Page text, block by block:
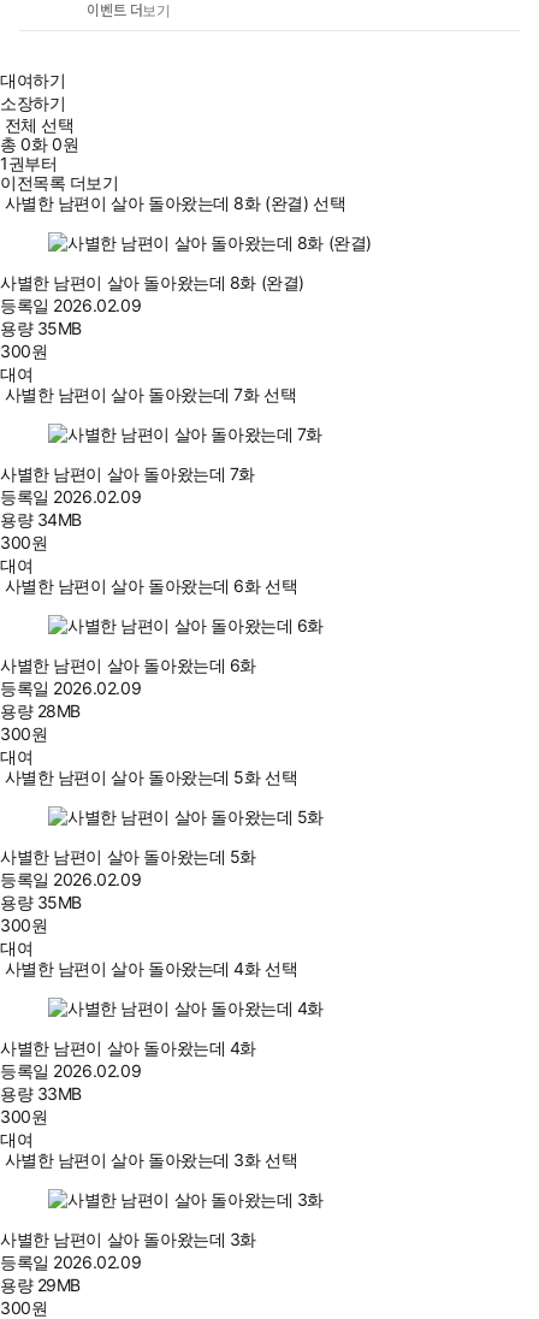
이벤트 더보기
대여하기
소장하기
전체 선택
총0화0원
1권부터
이전목록 더보기
사별한 남편이 살아 돌아왔는데 8화 (완결) 선택
사별한 남편이 살아 돌아왔는데 8화 (완결)
등록일 2026.02.09
용량 35MB
300원
대여
사별한 남편이 살아 돌아왔는데 7화 선택
사별한 남편이 살아 돌아왔는데 7화
등록일 2026.02.09
용량 34MB
300원
대여
사별한 남편이 살아 돌아왔는데 6화 선택
사별한 남편이 살아 돌아왔는데 6화
등록일 2026.02.09
용량 28MB
300원
대여
사별한 남편이 살아 돌아왔는데 5화 선택
사별한 남편이 살아 돌아왔는데 5화
등록일 2026.02.09
용량 35MB
300원
대여
사별한 남편이 살아 돌아왔는데 4화 선택
사별한 남편이 살아 돌아왔는데 4화
등록일 2026.02.09
용량 33MB
300원
대여
사별한 남편이 살아 돌아왔는데 3화 선택
사별한 남편이 살아 돌아왔는데 3화
등록일 2026.02.09
용량 29MB
300원